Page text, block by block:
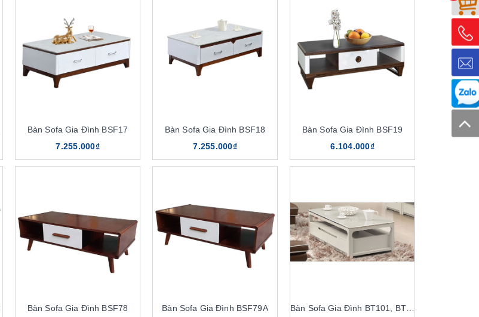
Bàn Sofa Gia Đình BSF17
7.255.000₫
Bàn Sofa Gia Đình BSF18
7.255.000₫
Bàn Sofa Gia Đình BSF19
6.104.000₫
Bàn Sofa Gia Đình BSF78
Bàn Sofa Gia Đình BSF79A
Bàn Sofa Gia Đình BT101, BT101D